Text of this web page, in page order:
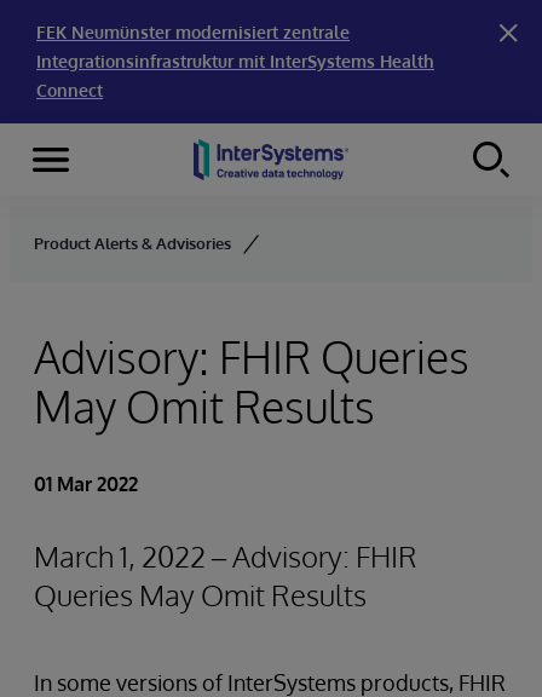
FEK Neumünster modernisiert zentrale
Integrationsinfrastruktur mit InterSystems Health
Connect
Skip to content
Menu
Product Alerts & Advisories
Advisory: FHIR Queries
May Omit Results
01 Mar 2022
March 1, 2022 – Advisory: FHIR
Queries May Omit Results
In some versions of InterSystems products, FHIR